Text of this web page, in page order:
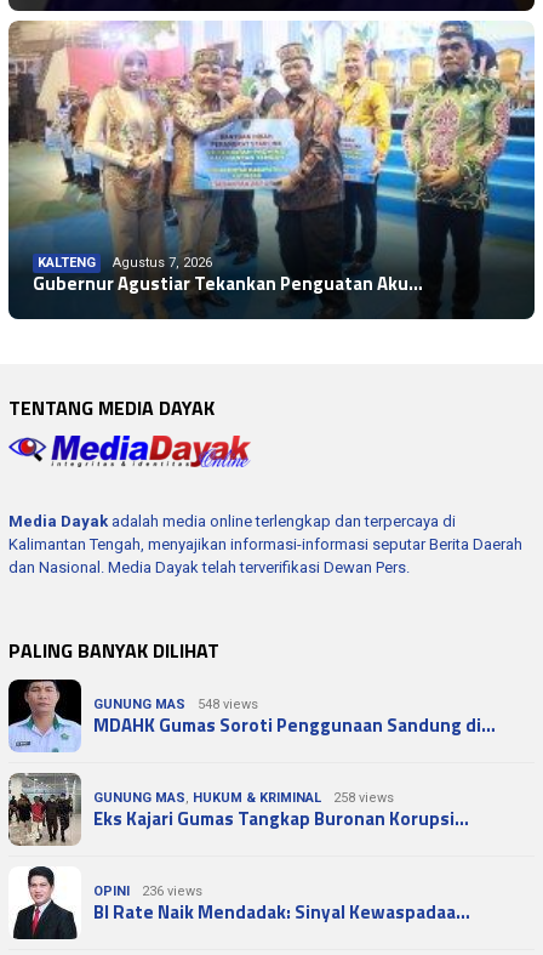
KALTENG Agustus 7, 2026
Gubernur Agustiar Tekankan Penguatan Aku…
TENTANG MEDIA DAYAK
Media Dayak adalah media online terlengkap dan terpercaya di
Kalimantan Tengah, menyajikan informasi-informasi seputar Berita Daerah
dan Nasional. Media Dayak telah terverifikasi Dewan Pers.
PALING BANYAK DILIHAT
GUNUNG MAS 548 views
MDAHK Gumas Soroti Penggunaan Sandung di…
GUNUNG MAS, HUKUM & KRIMINAL 258 views
Eks Kajari Gumas Tangkap Buronan Korupsi…
OPINI 236 views
BI Rate Naik Mendadak: Sinyal Kewaspadaa…